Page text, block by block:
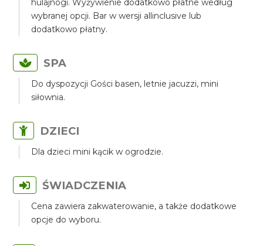
hulajnogi. Wyżywienie dodatkowo płatne według
wybranej opcji. Bar w wersji allinclusive lub
dodatkowo płatny.
SPA
Do dyspozycji Gości basen, letnie jacuzzi, mini
siłownia.
DZIECI
Dla dzieci mini kącik w ogrodzie.
ŚWIADCZENIA
Cena zawiera zakwaterowanie, a także dodatkowe
opcje do wyboru.